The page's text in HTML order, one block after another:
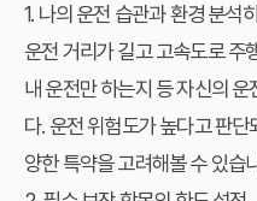
1. 나의 운전 습관과 환경 분석
운전 거리가 길고 고속도로 주
내 운전만 하는지 등 자신의
다. 운전 위험도가 높다고 판
양한 특약을 고려해볼 수 있습